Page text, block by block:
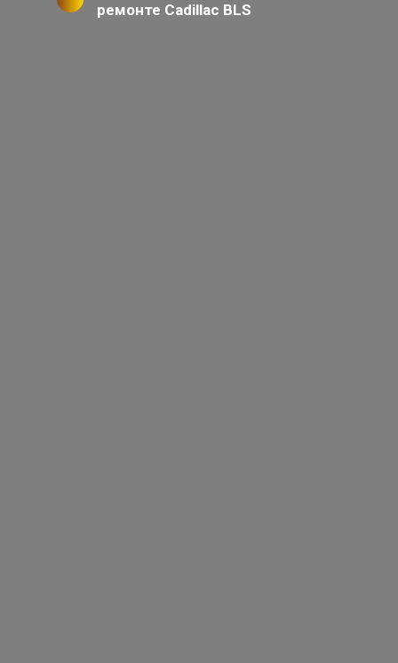
ремонте Cadillac BLS